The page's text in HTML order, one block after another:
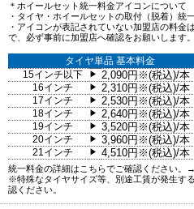
＊ホイールセット統一料金アイコンについて
・タイヤ・ホイールセットの取付（脱着）統
・アイコンが表記されていない加盟店の料金
で、必ず事前に加盟店へ確認をお願いします。
タイヤ単品 基本料金
15インチ以下
▶ 2,090円※(税込)/本
16インチ ▶ 2,310円※(税込)/本
17インチ ▶ 2,530円※(税込)/本
18インチ ▶ 2,640円※(税込)/本
19インチ ▶ 3,520円※(税込)/本
20インチ ▶ 3,960円※(税込)/本
21インチ ▶ 4,510円※(税込)/本
統一料金の詳細はこちらでご確認ください。→
※特殊なタイヤサイズ等、別途工賃が発生す
認ください。